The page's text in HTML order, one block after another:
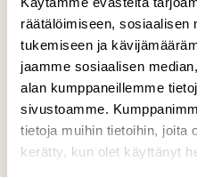
räätälöimiseen, sosiaalisen
tukemiseen ja
jaamme sosiaalisen
alan kumppaneillemme
sivustoamme.
tietoja muihin tietoihin, joita
kerätty, kun olet käyttänyt
Elokuisella
etelärinteen äärellä
nokkos- ja
havainnut
poistumassa
kukalla
keisarinviitan. En ole